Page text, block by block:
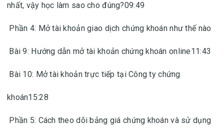
nhất, vậy học làm sao cho đúng?09:49
Phần 4: Mở tài khoản giao dịch chứng khoán như thế nào
Bài 9: Hướng dẫn mở tài khoản chứng khoán online11:43
Bài 10: Mở tài khoản trực tiếp tại Công ty chứng
khoán15:28
Phần 5: Cách theo dõi bảng giá chứng khoán và sử dụng